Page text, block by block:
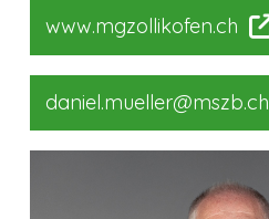
www.mgzollikofen.ch
daniel.mueller@mszb.ch